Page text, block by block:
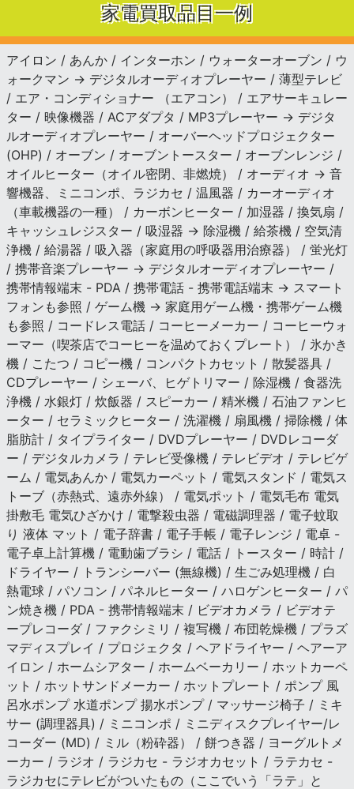
家電買取品目一例
アイロン / あんか / インターホン / ウォーターオーブン / ウ
ォークマン → デジタルオーディオプレーヤー / 薄型テレビ
/ エア・コンディショナー （エアコン） / エアサーキュレー
ター / 映像機器 / ACアダプタ / MP3プレーヤー → デジタ
ルオーディオプレーヤー / オーバーヘッドプロジェクター
(OHP) / オーブン / オーブントースター / オーブンレンジ /
オイルヒーター（オイル密閉、非燃焼） / オーディオ → 音
響機器、ミニコンポ、ラジカセ / 温風器 / カーオーディオ
（車載機器の一種） / カーボンヒーター / 加湿器 / 換気扇 /
キャッシュレジスター / 吸湿器 → 除湿機 / 給茶機 / 空気清
浄機 / 給湯器 / 吸入器（家庭用の呼吸器用治療器） / 蛍光灯
/ 携帯音楽プレーヤー → デジタルオーディオプレーヤー /
携帯情報端末 - PDA / 携帯電話 - 携帯電話端末 → スマート
フォンも参照 / ゲーム機 → 家庭用ゲーム機・携帯ゲーム機
も参照 / コードレス電話 / コーヒーメーカー / コーヒーウォ
ーマー（喫茶店でコーヒーを温めておくプレート） / 氷かき
機 / こたつ / コピー機 / コンパクトカセット / 散髪器具 /
CDプレーヤー / シェーバ、ヒゲトリマー / 除湿機 / 食器洗
浄機 / 水銀灯 / 炊飯器 / スピーカー / 精米機 / 石油ファンヒ
ーター / セラミックヒーター / 洗濯機 / 扇風機 / 掃除機 / 体
脂肪計 / タイプライター / DVDプレーヤー / DVDレコーダ
ー / デジタルカメラ / テレビ受像機 / テレビデオ / テレビゲ
ーム / 電気あんか / 電気カーペット / 電気スタンド / 電気ス
トーブ（赤熱式、遠赤外線） / 電気ポット / 電気毛布 電気
掛敷毛 電気ひざかけ / 電撃殺虫器 / 電磁調理器 / 電子蚊取
り 液体 マット / 電子辞書 / 電子手帳 / 電子レンジ / 電卓 -
電子卓上計算機 / 電動歯ブラシ / 電話 / トースター / 時計 /
ドライヤー / トランシーバー (無線機) / 生ごみ処理機 / 白
熱電球 / パソコン / パネルヒーター / ハロゲンヒーター / パ
ン焼き機 / PDA - 携帯情報端末 / ビデオカメラ / ビデオテ
ープレコーダ / ファクシミリ / 複写機 / 布団乾燥機 / プラズ
マディスプレイ / プロジェクタ / ヘアドライヤー / ヘアーア
イロン / ホームシアター / ホームベーカリー / ホットカーペ
ット / ホットサンドメーカー / ホットプレート / ポンプ 風
呂水ポンプ 水道ポンプ 揚水ポンプ / マッサージ椅子 / ミキ
サー (調理器具) / ミニコンポ / ミニディスクプレイヤー/レ
コーダー (MD) / ミル（粉砕器） / 餅つき器 / ヨーグルトメ
ーカー / ラジオ / ラジカセ - ラジオカセット / ラテカセ -
ラジカセにテレビがついたもの（ここでいう「ラテ」と